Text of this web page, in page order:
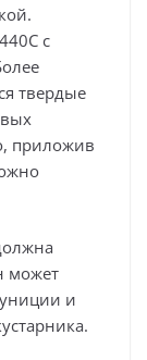
с
твердые
приложив
может
и